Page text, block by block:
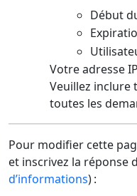
Début
Votre adresse
Veuillez inclure
toutes les
Pour modifier cette
et inscrivez la réponse
d’informations) :